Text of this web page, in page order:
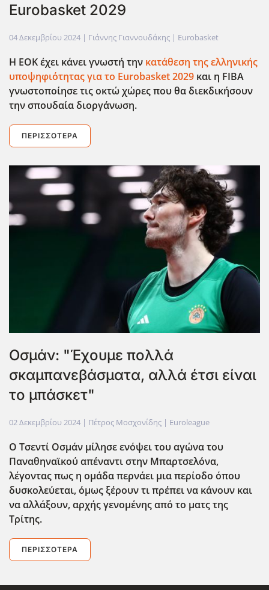
Eurobasket 2029
04 Δεκεμβρίου 2024 | Γιάννης Γιαννουδάκης | Eurobasket
Η ΕΟΚ έχει κάνει γνωστή την κατάθεση της ελληνικής
υποψηφιότητας για το Eurobasket2029 και η FIBA
γνωστοποίησε τις οκτώ χώρες που θα διεκδικήσουν
την σπουδαία διοργάνωση.
ΠΕΡΙΣΣΌΤΕΡΑ
Οσμάν: "Έχουμε πολλά
σκαμπανεβάσματα, αλλά έτσι είναι
το μπάσκετ"
02 Δεκεμβρίου 2024 | Πέτρος Μοσχονίδης | Euroleague
Ο Τσεντί Οσμάν μίλησε ενόψει του αγώνα του
Παναθηναϊκού απέναντι στην Μπαρτσελόνα,
λέγοντας πως η ομάδα περνάει μια περίοδο όπου
δυσκολεύεται, όμως ξέρουν τι πρέπει να κάνουν και
να αλλάξουν, αρχής γενομένης από το ματς της
Τρίτης.
ΠΕΡΙΣΣΌΤΕΡΑ